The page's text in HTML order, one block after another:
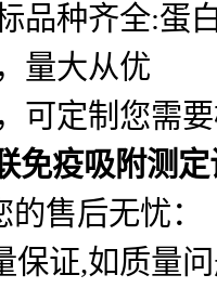
品种齐全:蛋
量大从优
可定制您需
免疫吸附测
售后无忧：
保证,如质量